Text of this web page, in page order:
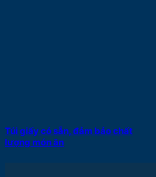
Túi giấy có sẵn, đảm bảo chất
lượng món ăn